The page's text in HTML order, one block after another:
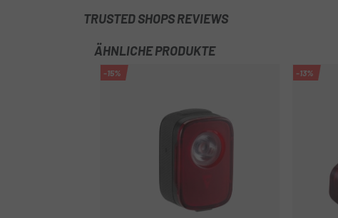
TRUSTED SHOPS REVIEWS
ÄHNLICHE PRODUKTE
-15% -13%